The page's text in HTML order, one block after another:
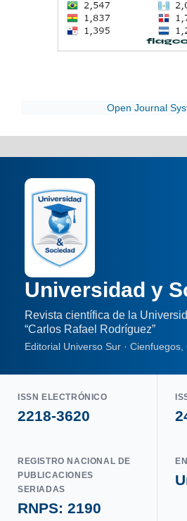
Open Journal
Universidad y
Revista científica de la
“Carlos Rafael Rodríguez”
Editorial Universo Sur · Cienfuegos,
ISSN ELECTRÓNICO
2218-3620
REGISTRO NACIONAL DE
PUBLICACIONES
SERIADAS
RNPS: 2190